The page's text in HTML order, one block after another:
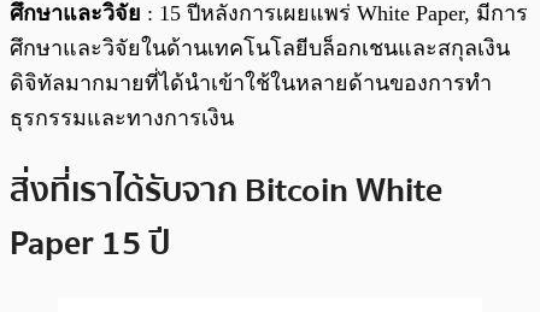
ศึกษาและวิจัย : 15 ปีหลังการเผยแพร่ White Paper, มีการ
ศึกษาและวิจัยในด้านเทคโนโลยีบล็อกเชนและสกุลเงิน
ดิจิทัลมากมายที่ได้นำเข้าใช้ในหลายด้านของการทำ
ธุรกรรมและทางการเงิน
สิ่งที่เราได้รับจาก Bitcoin White
Paper 15 ปี